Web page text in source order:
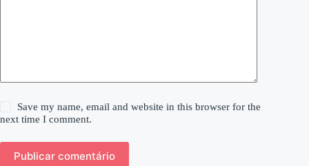
Save my name, email and website in this browser for the
next time I comment.
Publicar comentário